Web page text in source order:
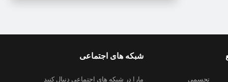
شبکه های اجتماعی
مارا در شبکه های اجتماعی دنبال کنید تجسمی